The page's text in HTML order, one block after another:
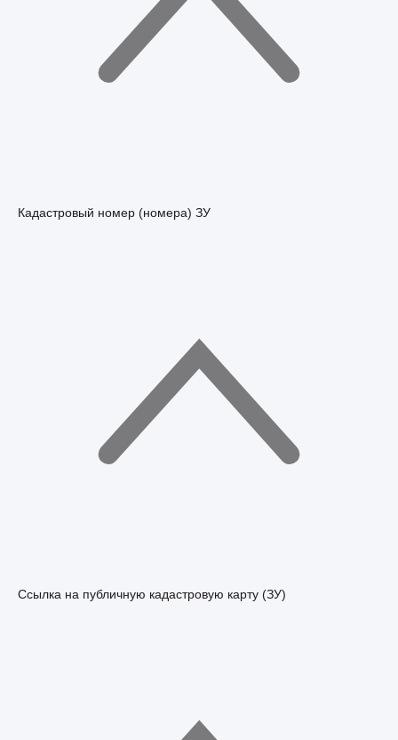
Кадастровый номер (номера) ЗУ
Ссылка на публичную кадастровую карту (ЗУ)